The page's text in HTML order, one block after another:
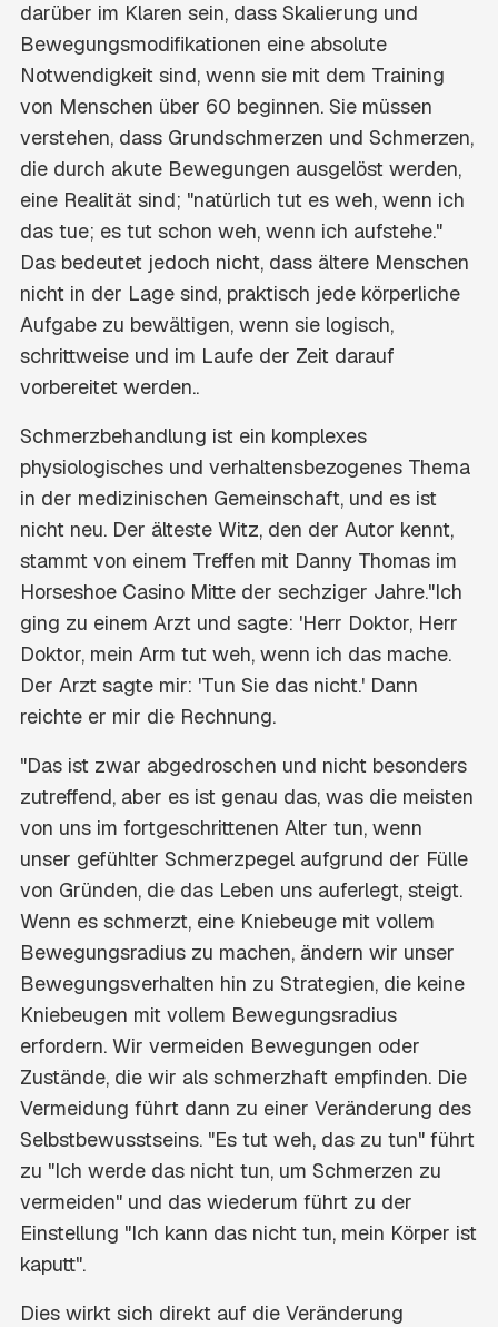
darüber im Klaren sein, dass Skalierung und
Bewegungsmodifikationen eine absolute
Notwendigkeit sind, wenn sie mit dem Training
von Menschen über 60 beginnen. Sie müssen
verstehen, dass Grundschmerzen und Schmerzen,
die durch akute Bewegungen ausgelöst werden,
eine Realität sind; "natürlich tut es weh, wenn ich
das tue; es tut schon weh, wenn ich aufstehe."
Das bedeutet jedoch nicht, dass ältere Menschen
nicht in der Lage sind, praktisch jede körperliche
Aufgabe zu bewältigen, wenn sie logisch,
schrittweise und im Laufe der Zeit darauf
vorbereitet werden..
Schmerzbehandlung ist ein komplexes
physiologisches und verhaltensbezogenes Thema
in der medizinischen Gemeinschaft, und es ist
nicht neu. Der älteste Witz, den der Autor kennt,
stammt von einem Treffen mit Danny Thomas im
Horseshoe Casino Mitte der sechziger Jahre."Ich
ging zu einem Arzt und sagte: 'Herr Doktor, Herr
Doktor, mein Arm tut weh, wenn ich das mache.
Der Arzt sagte mir: 'Tun Sie das nicht.' Dann
reichte er mir die Rechnung.
"Das ist zwar abgedroschen und nicht besonders
zutreffend, aber es ist genau das, was die meisten
von uns im fortgeschrittenen Alter tun, wenn
unser gefühlter Schmerzpegel aufgrund der Fülle
von Gründen, die das Leben uns auferlegt, steigt.
Wenn es schmerzt, eine Kniebeuge mit vollem
Bewegungsradius zu machen, ändern wir unser
Bewegungsverhalten hin zu Strategien, die keine
Kniebeugen mit vollem Bewegungsradius
erfordern. Wir vermeiden Bewegungen oder
Zustände, die wir als schmerzhaft empfinden. Die
Vermeidung führt dann zu einer Veränderung des
Selbstbewusstseins. "Es tut weh, das zu tun" führt
zu "Ich werde das nicht tun, um Schmerzen zu
vermeiden" und das wiederum führt zu der
Einstellung "Ich kann das nicht tun, mein Körper ist
kaputt".
Dies wirkt sich direkt auf die Veränderung